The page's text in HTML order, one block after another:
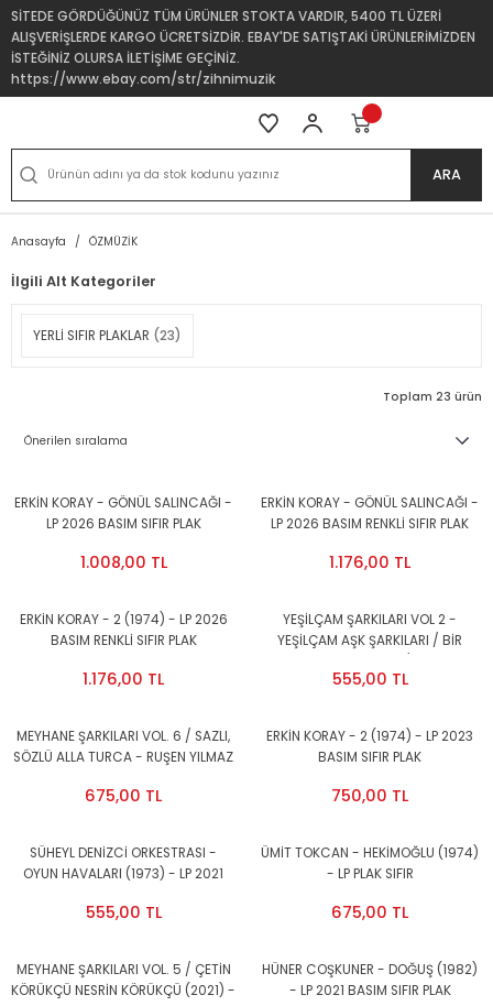
SİTEDE GÖRDÜĞÜNÜZ TÜM ÜRÜNLER STOKTA VARDIR, 5400 TL ÜZERİ
ALIŞVERİŞLERDE KARGO ÜCRETSİZDİR. EBAY'DE SATIŞTAKİ ÜRÜNLERİMİZDEN
İSTEĞİNİZ OLURSA İLETİŞİME GEÇİNİZ.
https://www.ebay.com/str/zihnimuzik
ARA
Anasayfa ÖZMÜZİK
İlgili Alt Kategoriler
YERLİ SIFIR PLAKLAR (23)
Toplam 23 ürün
ERKİN KORAY - GÖNÜL SALINCAĞI -
LP 2026 BASIM SIFIR PLAK
1.008,00 TL
ERKİN KORAY - GÖNÜL SALINCAĞI -
LP 2026 BASIM RENKLİ SIFIR PLAK
1.176,00 TL
ERKİN KORAY - 2 (1974) - LP 2026
BASIM RENKLİ SIFIR PLAK
1.176,00 TL
YEŞİLÇAM ŞARKILARI VOL 2 -
YEŞİLÇAM AŞK ŞARKILARI / BİR
TOKATLIOĞLU - LP SIFIR PLAK
555,00 TL
MEYHANE ŞARKILARI VOL. 6 / SAZLI,
SÖZLÜ ALLA TURCA - RUŞEN YILMAZ
675,00 TL
ERKİN KORAY - 2 (1974) - LP 2023
BASIM SIFIR PLAK
750,00 TL
SÜHEYL DENİZCİ ORKESTRASI -
OYUN HAVALARI (1973) - LP 2021
555,00 TL
ÜMİT TOKCAN - HEKİMOĞLU (1974)
- LP PLAK SIFIR
675,00 TL
MEYHANE ŞARKILARI VOL. 5 / ÇETİN
KÖRÜKÇÜ NESRİN KÖRÜKÇÜ (2021) -
HÜNER COŞKUNER - DOĞUŞ (1982)
- LP 2021 BASIM SIFIR PLAK